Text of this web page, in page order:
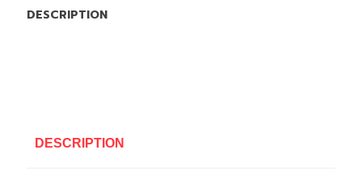
DESCRIPTION
DESCRIPTION